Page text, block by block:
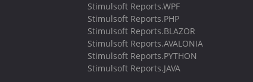
Stimulsoft Reports.WPF
Stimulsoft Reports.PHP
Stimulsoft Reports.BLAZOR
Stimulsoft Reports.AVALONIA
Stimulsoft Reports.PYTHON
Stimulsoft Reports.JAVA